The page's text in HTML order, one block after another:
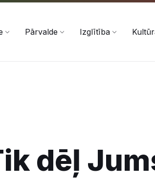
Pārvalde Izglītība
dēļ